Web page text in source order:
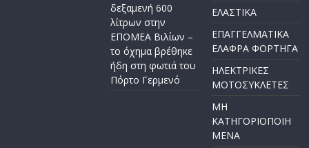
δεξαμενή 600
λίτρων στην
ΕΠΟΜΕΑ Βιλίων –
το όχημα βρέθηκε
ήδη στη φωτιά του
Πόρτο Γερμενό
ΕΛΑΣΤΙΚΑ
ΕΠΑΓΓΕΛΜΑΤΙΚΑ
ΕΛΑΦΡΑ ΦΟΡΤΗΓΑ
ΗΛΕΚΤΡΙΚΕΣ
ΜΟΤΟΣΥΚΛΕΤΕΣ
ΜΗ
ΚΑΤΗΓΟΡΙΟΠΟΙΗ
ΜΕΝΑ